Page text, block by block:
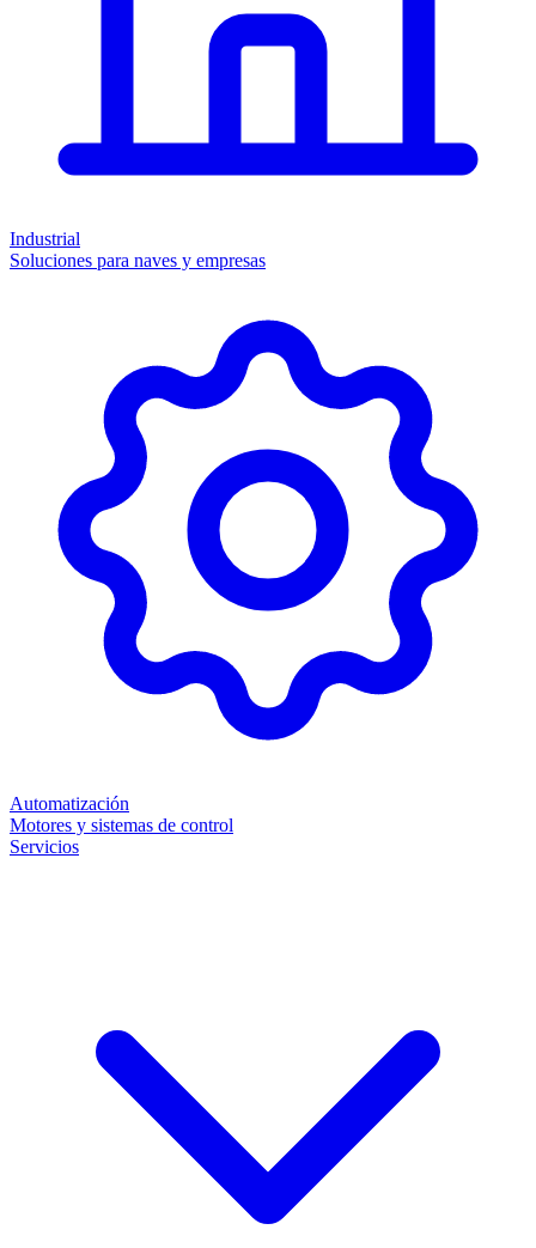
Industrial
Soluciones para naves y empresas
Automatización
Motores y sistemas de control
Servicios